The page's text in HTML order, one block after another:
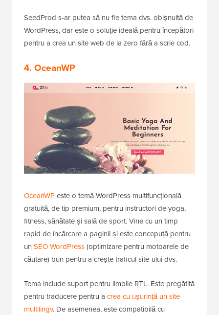
SeedProd s-ar putea să nu fie tema dvs. obișnuită de
WordPress, dar este o soluție ideală pentru începători
pentru a crea un site web de la zero fără a scrie cod.
4. OceanWP
OceanWPeste o temă WordPress multifuncțională
gratuită, de tip premium, pentru instructori de yoga,
fitness, sănătate și sală de sport. Vine cu un timp
rapid de încărcare a paginii și este concepută pentru
un SEO WordPress(optimizare pentru motoarele de
căutare) bun pentru a crește traficul site-ului dvs.
Tema include suport pentru limbile RTL. Este pregătită
pentru traducere pentru a crea cu ușurință un site
multilingv. De asemenea, este compatibilă cu